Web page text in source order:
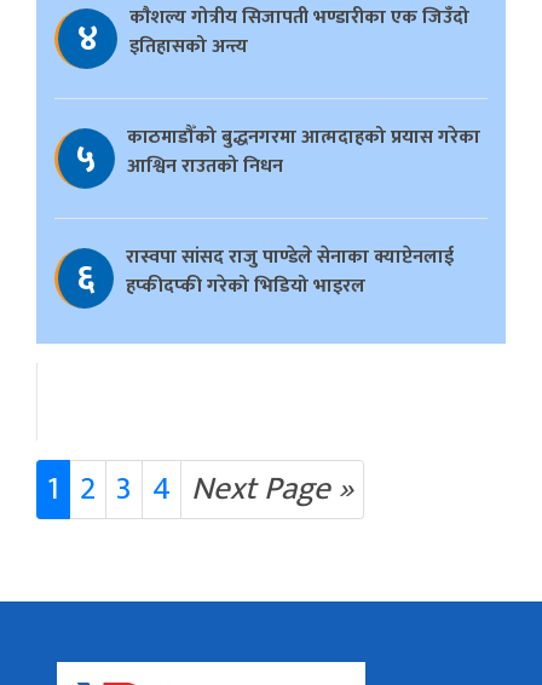
४
काैशल्य गोत्रीय सिजापती भण्डारीका एक जिउँदो
इतिहासको अन्त्य
५
काठमाडौँको बुद्धनगरमा आत्मदाहको प्रयास गरेका
आश्विन राउतको निधन
६
रास्वपा सांसद राजु पाण्डेले सेनाका क्याप्टेनलाई
हप्कीदप्की गरेको भिडियो भाइरल
1 2 3 4 Next Page »